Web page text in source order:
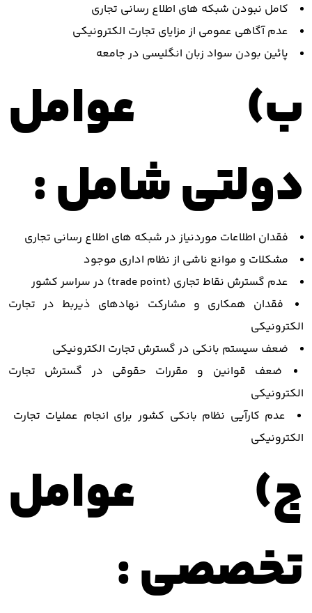
کامل نبودن شبکه های اطلاع رسانی تجاری
عدم آگاهی عمومی از مزایای تجارت الکترونیکی
پائین بودن سواد زبان انگلیسی در جامعه
ب) عوامل
دولتی شامل :
فقدان اطلاعات موردنیاز در شبکه های اطلاع رسانی تجاری
مشکلات و موانع ناشی از نظام اداری موجود
عدم گسترش نقاط تجاری (trade point) در سراسر کشور
فقدان همکاری و مشارکت نهادهای ذیربط در تجارت
الکترونیکی
ضعف سیستم بانکی در گسترش تجارت الکترونیکی
ضعف قوانین و مقررات حقوقی در گسترش تجارت
الکترونیکی
عدم کارآیی نظام بانکی کشور برای انجام عملیات تجارت
الکترونیکی
ج) عوامل
تخصصی :